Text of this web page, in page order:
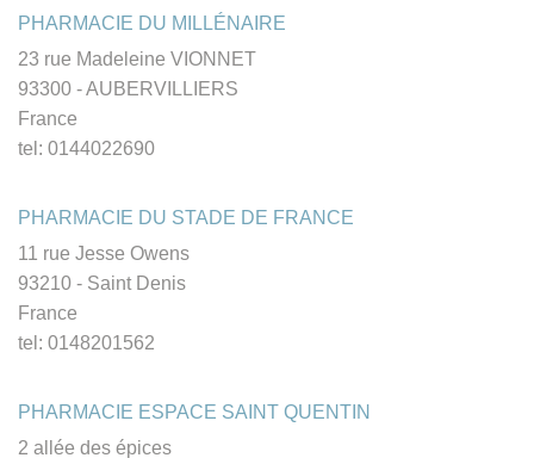
PHARMACIE DU MILLÉNAIRE
23 rue Madeleine VIONNET
93300 - AUBERVILLIERS
France
tel: 0144022690
PHARMACIE DU STADE DE FRANCE
11 rue Jesse Owens
93210 - Saint Denis
France
tel: 0148201562
PHARMACIE ESPACE SAINT QUENTIN
2 allée des épices